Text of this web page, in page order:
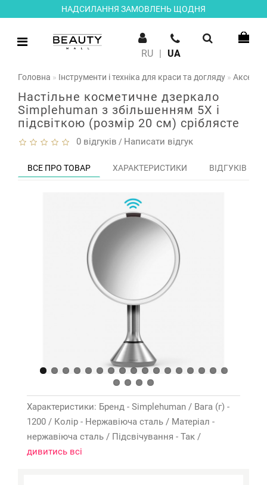
НАДСИЛАННЯ ЗАМОВЛЕНЬ ЩОДНЯ
RU | UA
Головна Інструменти і техніка для краси та догляду
Настільне косметичне дзеркало
Simplehuman з збільшенням 5X і
підсвіткою (розмір 20 см) сріблясте
0 відгуків / Написати відгук
ВСЕ ПРО ТОВАР ХАРАКТЕРИСТИКИ ВІДГУКІВ (0)
Характеристики: Бренд - Simplehuman / Вага (г) -
1200 / Колір - Нержавіюча сталь / Матеріал -
нержавіюча сталь / Підсвічування - Так /
дивитись всі